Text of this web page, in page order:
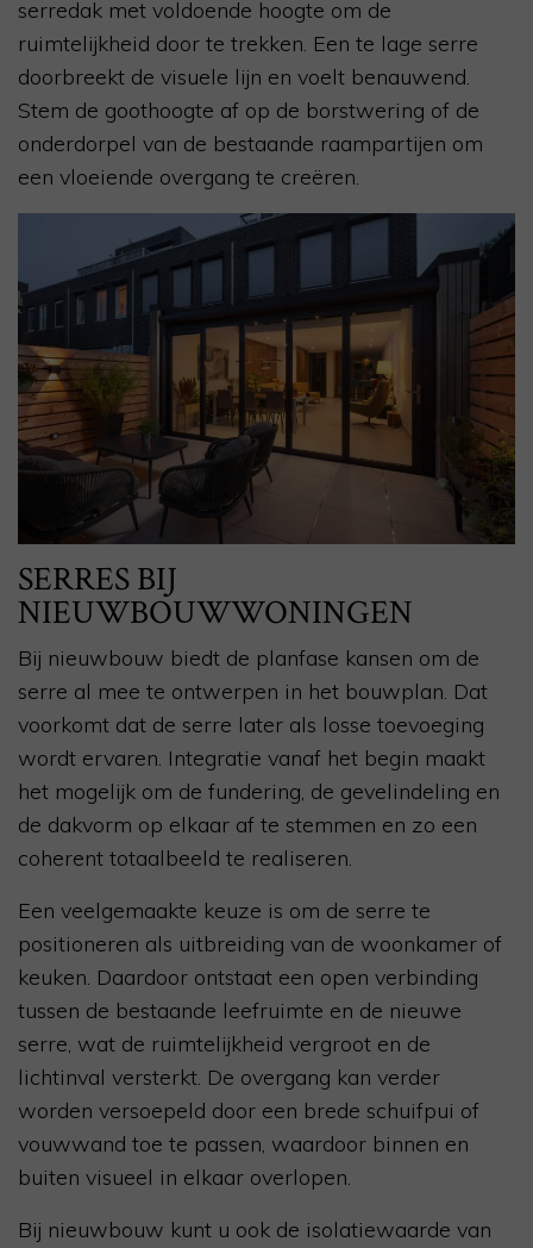
serredak met voldoende hoogte om de
ruimtelijkheid door te trekken. Een te lage serre
doorbreekt de visuele lijn en voelt benauwend.
Stem de goothoogte af op de borstwering of de
onderdorpel van de bestaande raampartijen om
een vloeiende overgang te creëren.
SERRES BIJ
NIEUWBOUWWONINGEN
Bij nieuwbouw biedt de planfase kansen om de
serre al mee te ontwerpen in het bouwplan. Dat
voorkomt dat de serre later als losse toevoeging
wordt ervaren. Integratie vanaf het begin maakt
het mogelijk om de fundering, de gevelindeling en
de dakvorm op elkaar af te stemmen en zo een
coherent totaalbeeld te realiseren.
Een veelgemaakte keuze is om de serre te
positioneren als uitbreiding van de woonkamer of
keuken. Daardoor ontstaat een open verbinding
tussen de bestaande leefruimte en de nieuwe
serre, wat de ruimtelijkheid vergroot en de
lichtinval versterkt. De overgang kan verder
worden versoepeld door een brede schuifpui of
vouwwand toe te passen, waardoor binnen en
buiten visueel in elkaar overlopen.
Bij nieuwbouw kunt u ook de isolatiewaarde van